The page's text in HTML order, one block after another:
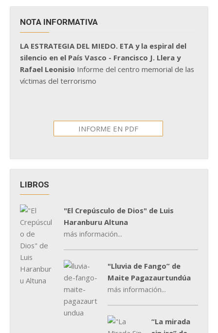
NOTA INFORMATIVA
LA ESTRATEGIA DEL MIEDO. ETA y la espiral del
silencio en el País Vasco - Francisco J. Llera y
Rafael Leonisio Informe del centro memorial de las
víctimas del terrorismo
INFORME EN PDF
LIBROS
"El Crepúsculo de Dios" de Luis
Haranburu Altuna
más información...
"Lluvia de Fango” de
Maite Pagazaurtundúa
más información...
“La mirada